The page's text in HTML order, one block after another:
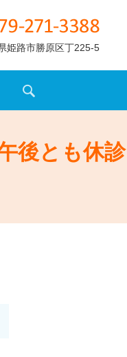
路市勝原区丁225-5
後とも休診